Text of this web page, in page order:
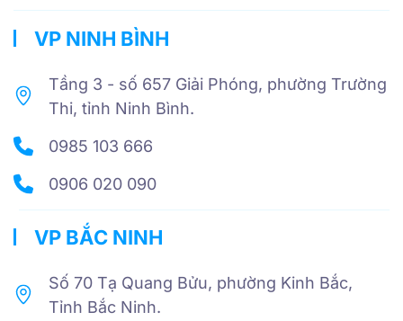
VP NINH BÌNH
Tầng 3 - số 657 Giải Phóng, phường Trường
Thi, tỉnh Ninh Bình.
0985 103 666
0906 020 090
VP BẮC NINH
Số 70 Tạ Quang Bửu, phường Kinh Bắc,
Tỉnh Bắc Ninh.